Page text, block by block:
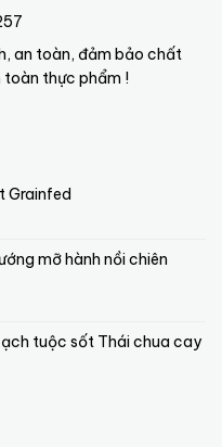
an toàn, đảm bảo chất
toàn thực phẩm !
Grainfed
mỡ hành nồi chiên
tuộc sốt Thái chua cay